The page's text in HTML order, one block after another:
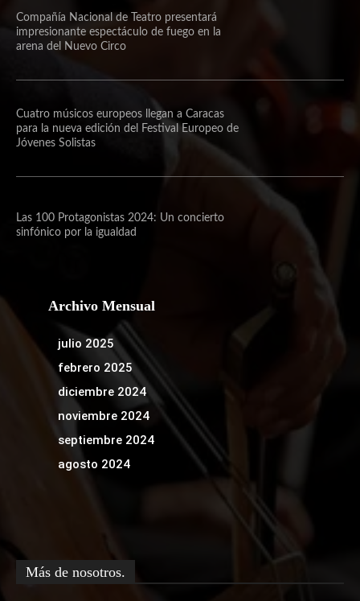
Compañía Nacional de Teatro presentará
impresionante espectáculo de fuego en la
arena del Nuevo Circo
Cuatro músicos europeos llegan a Caracas
para la nueva edición del Festival Europeo de
Jóvenes Solistas
Las 100 Protagonistas 2024: Un concierto
sinfónico por la igualdad
Archivo Mensual
julio 2025
febrero 2025
diciembre 2024
noviembre 2024
septiembre 2024
agosto 2024
Más de nosotros.